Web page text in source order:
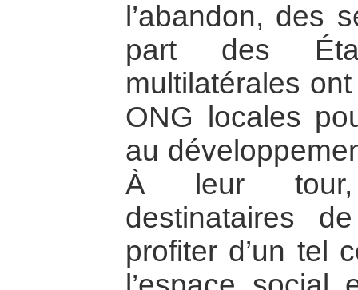
l’abandon, des
part des
multilatérales
ONG locales
au
À leur tour,
destinataires
profiter d’un tel